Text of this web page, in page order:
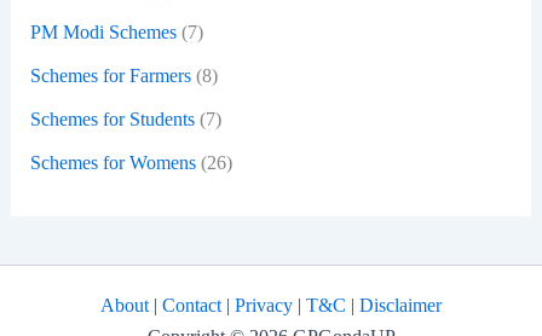
PM Modi Schemes(7)
Schemes for Farmers(8)
Schemes for Students(7)
Schemes for Womens(26)
About | Contact | Privacy | T&C | Disclaimer